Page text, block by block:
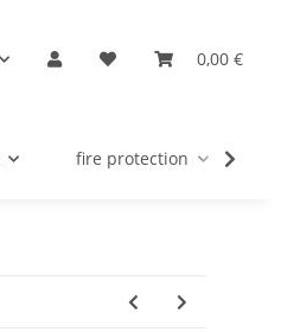
0,00 €
fire protection